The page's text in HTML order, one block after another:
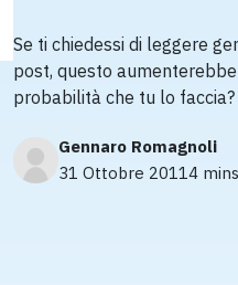
Gennaro Romagnoli
31 Ottobre 20114
Se ti chiedessi di leggere
post, questo
probabilità che tu lo